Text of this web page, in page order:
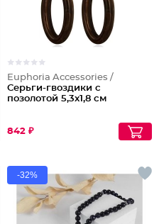
Euphoria Accessories /
Серьги-гвоздики с
позолотой 5,3x1,8 см
842 ₽
-32%